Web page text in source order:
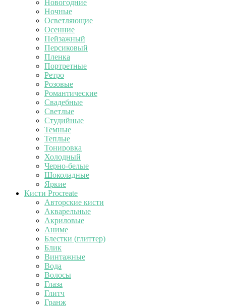
Новогодние
Ночные
Осветляющие
Осенние
Пейзажный
Персиковый
Пленка
Портретные
Ретро
Розовые
Романтические
Свадебные
Светлые
Студийные
Темные
Теплые
Тонировка
Холодный
Черно-белые
Шоколадные
Яркие
Кисти Procreate
Авторские кисти
Акварельные
Акриловые
Аниме
Блестки (глиттер)
Блик
Винтажные
Вода
Волосы
Глаза
Глитч
Гранж